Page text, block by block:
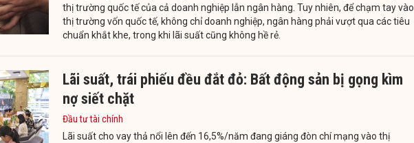
thị trường quốc tế của cả doanh nghiệp lẫn ngân hàng. Tuy nhiên, để chạm tay vào
thị trường vốn quốc tế, không chỉ doanh nghiệp, ngân hàng phải vượt qua các tiêu
chuẩn khắt khe, trong khi lãi suất cũng không hề rẻ.
Lãi suất, trái phiếu đều đắt đỏ: Bất động sản bị gọng kìm
nợ siết chặt
Đầu tư tài chính
Lãi suất cho vay thả nổi lên đến 16,5%/năm đang giáng đòn chí mạng vào thị